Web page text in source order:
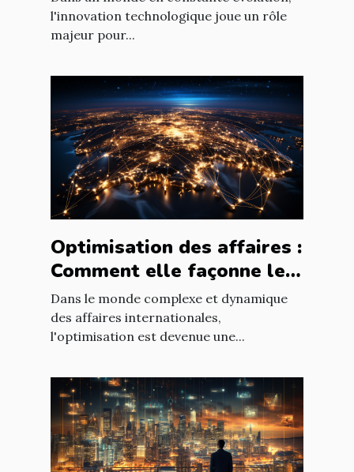
nouvelles technologies
l'innovation technologique joue un rôle
majeur pour...
Optimisation des affaires :
Comment elle façonne le
paysage économique
international
Dans le monde complexe et dynamique
des affaires internationales,
l'optimisation est devenue une...